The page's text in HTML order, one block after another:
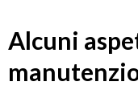
Alcuni